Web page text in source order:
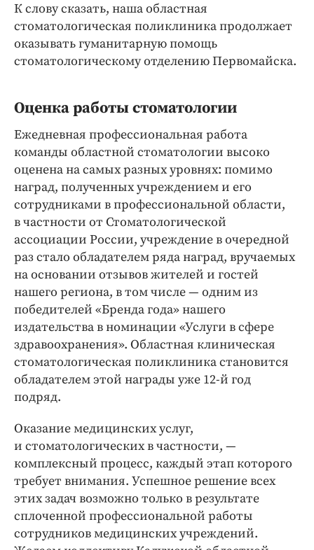
К слову сказать, наша областная
стоматологическая поликлиника продолжает
оказывать гуманитарную помощь
стоматологическому отделению Первомайска.
Оценка работы стоматологии
Ежедневная профессиональная работа
команды областной стоматологии высоко
оценена на самых разных уровнях: помимо
наград, полученных учреждением и его
сотрудниками в профессиональной области,
в частности от Стоматологической
ассоциации России, учреждение в очередной
раз стало обладателем ряда наград, вручаемых
на основании отзывов жителей и гостей
нашего региона, в том числе — одним из
победителей «Бренда года» нашего
издательства в номинации «Услуги в сфере
здравоохранения». Областная клиническая
стоматологическая поликлиника становится
обладателем этой награды уже 12-й год
подряд.
Оказание медицинских услуг,
и стоматологических в частности, —
комплексный процесс, каждый этап которого
требует внимания. Успешное решение всех
этих задач возможно только в результате
сплоченной профессиональной работы
сотрудников медицинских учреждений.